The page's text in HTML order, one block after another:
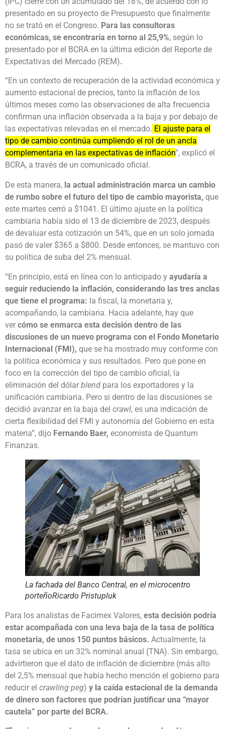
presentado en su proyecto de Presupuesto que finalmente
no se trató en el Congreso. Para las consultoras
económicas, se encontraría en torno al 25,9%, según lo
presentado por el BCRA en la última edición del Reporte de
Expectativas del Mercado (REM).
“En un contexto de recuperación de la actividad económica y
aumento estacional de precios, tanto la inflación de los
últimos meses como las observaciones de alta frecuencia
confirman una inflación observada a la baja y por debajo de
las expectativas relevadas en el mercado. El ajuste para el
tipo de cambio continúa cumpliendo el rol de un ancla
complementaria en las expectativas de inflación”, explicó el
BCRA, a través de un comunicado oficial.
De esta manera, la actual administración marca un cambio
de rumbo sobre el futuro del tipo de cambio mayorista, que
este martes cerró a $1041. El último ajuste en la política
cambiaria había sido el 13 de diciembre de 2023, después
de devaluar esta cotización un 54%, que en un solo jornada
pasó de valer $365 a $800. Desde entonces, se mantuvo con
su política de suba del 2% mensual.
“En principio, está en línea con lo anticipado y ayudaría a
seguir reduciendo la inflación, considerando las tres anclas
que tiene el programa: la fiscal, la monetaria y,
acompañando, la cambiaria. Hacia adelante, hay que
ver cómo se enmarca esta decisión dentro de las
discusiones de un nuevo programa con el Fondo Monetario
Internacional (FMI), que se ha mostrado muy conforme con
la política económica y sus resultados. Pero que pone en
foco en la corrección del tipo de cambio oficial, la
eliminación del dólar blend para los exportadores y la
unificación cambiaria. Pero si dentro de las discusiones se
decidió avanzar en la baja del crawl, es una indicación de
cierta flexibilidad del FMI y autonomía del Gobierno en esta
materia”, dijo Fernando Baer, economista de Quantum
Finanzas.
La fachada del Banco Central, en el microcentro
porteñoRicardo Pristupluk
Para los analistas de Facimex Valores, esta decisión podría
estar acompañada con una leva baja de la tasa de política
monetaria, de unos 150 puntos básicos. Actualmente, la
tasa se ubica en un 32% nominal anual (TNA). Sin embargo,
advirtieron que el dato de inflación de diciembre (más alto
del 2,5% mensual que había hecho mención el gobierno para
reducir el crawling peg) y la caída estacional de la demanda
de dinero son factores que podrían justificar una “mayor
cautela” por parte del BCRA.